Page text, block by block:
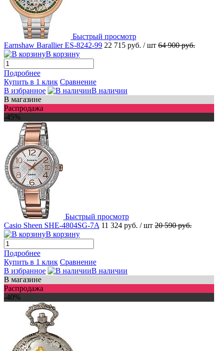
Быстрый просмотр
Earnshaw Barallier ES-8242-99 22 715 руб. / шт 64 900 руб.
В корзину
Подробнее
Купить в 1 клик Сравнение
В избранное
В наличии
В магазине
Распродажа
-45%
Быстрый просмотр
Casio Sheen SHE-4804SG-7A 11 324 руб. / шт 20 590 руб.
В корзину
Подробнее
Купить в 1 клик Сравнение
В избранное
В наличии
В магазине
Распродажа
-40%